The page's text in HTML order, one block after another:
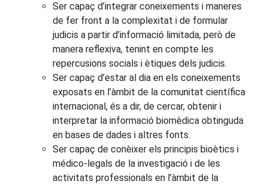
Ser capaç d’integrar coneixements i maneres
de fer front a la complexitat i de formular
judicis a partir d’informació limitada, però de
manera reflexiva, tenint en compte les
repercusions socials i ètiques dels judicis.
Ser capaç d’estar al dia en els coneixements
exposats en l’àmbit de la comunitat científica
internacional, és a dir, de cercar, obtenir i
interpretar la informació biomèdica obtinguda
en bases de dades i altres fonts.
Ser capaç de conèixer els principis bioètics i
médico-legals de la investigació i de les
activitats professionals en l’àmbit de la